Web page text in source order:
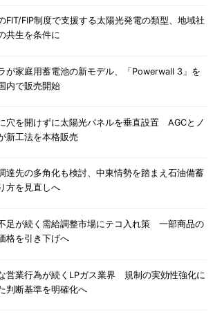
FIT/FIP制度で支援する太陽光発電の類型、地域社
共生を条件に
が家庭用蓄電池の新モデル、「Powerwall 3」を
内で販売開始
穴を開けずに太陽光パネルを垂直設置 AGCとノ
新工法を本格販売
達先の多角化も検討、中東情勢を踏まえ石油備蓄
方を見直しへ
足が続く需給調整市場にテコ入れ策 一部商品の
格を引き下げへ
営業行為が続くLPガス業界 規制の実効性強化に
判断基準を明確化へ